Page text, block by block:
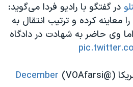
در گفتگو با رادیو فردا می‌گوید:
معاینه کرده و ترتیب انتقال به
وی حاضر به شهادت در دادگاه
December